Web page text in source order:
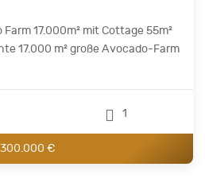
17.000m² mit Cottage 55m²
17.000 m² große Avocado-Farm
1
300.000 €